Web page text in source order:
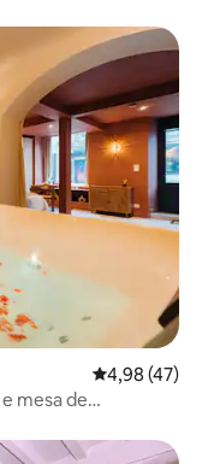
4,98 de uma
4,98 (47)
mesa de